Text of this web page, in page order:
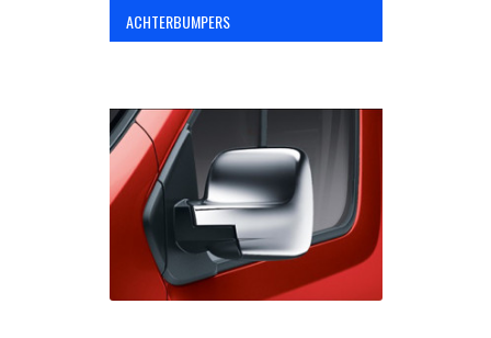
Inloggen / Registreren
ACHTERBUMPERS